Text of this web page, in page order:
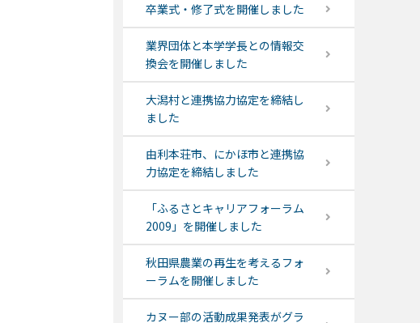
卒業式・修了式を開催しました
業界団体と本学学長との情報交
換会を開催しました
大潟村と連携協力協定を締結し
ました
由利本荘市、にかほ市と連携協
力協定を締結しました
「ふるさとキャリアフォーラム
2009」を開催しました
秋田県農業の再生を考えるフォ
ーラムを開催しました
カヌー部の活動成果発表がグラ